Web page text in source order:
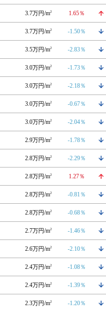
3.7万円/m2 1.65％
3.7万円/m2 -1.50％
3.5万円/m2 -2.83％
3.0万円/m2 -1.73％
3.0万円/m2 -2.18％
3.0万円/m2 -0.67％
3.0万円/m2 -2.04％
2.9万円/m2 -1.78％
2.8万円/m2 -2.29％
2.8万円/m2 1.27％
2.8万円/m2 -0.81％
2.8万円/m2 -0.68％
2.7万円/m2 -1.46％
2.6万円/m2 -2.10％
2.4万円/m2 -1.08％
2.4万円/m2 -1.39％
2.3万円/m2 -1.20％